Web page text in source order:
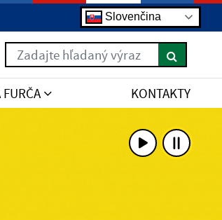
Slovenčina
Zadajte hľadaný výraz
KONTAKTY